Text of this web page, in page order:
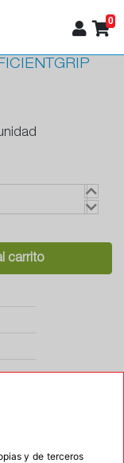
0
carrito
y de terceros